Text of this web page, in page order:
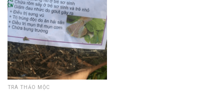
TRÀ THẢO MỘC